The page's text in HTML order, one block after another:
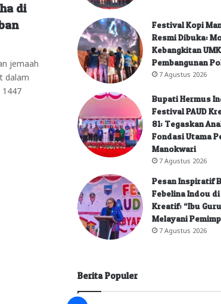
di
jemaah
dalam
1447
Festival Kopi
Resmi Dibuka:
Kebangkitan
Pembangunan
7 Agustus 2026
Bupati Hermus
Festival PAUD
81: Tegaskan
Fondasi Utama
Manokwari
7 Agustus 2026
Pesan Inspiratif
Febelina Indou di
Kreatif: “Ibu
Melayani
7 Agustus 2026
Berita Populer